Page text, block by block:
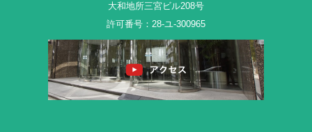
大和地所三宮ビル208号
許可番号：28-ユ-300965